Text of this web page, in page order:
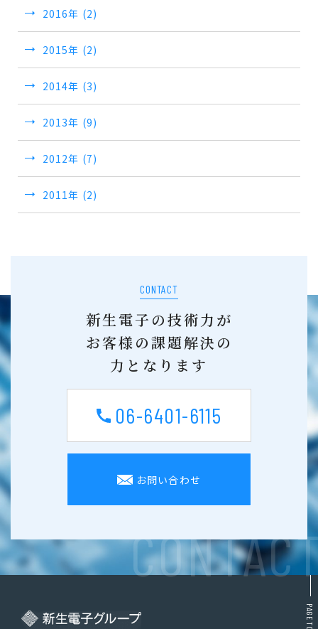
2016年 (2)
2015年 (2)
2014年 (3)
2013年 (9)
2012年 (7)
2011年 (2)
CONTACT
新生電子の技術力が
お客様の課題解決の
力となります
06-6401-6115
お問い合わせ
PAGE TOP